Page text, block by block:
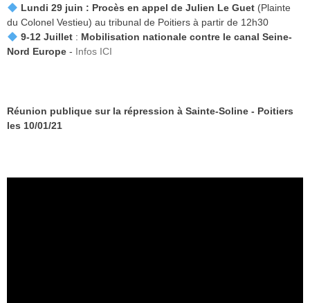
Lundi 29 juin : Procès en appel de Julien Le Guet(Plainte
du Colonel Vestieu) au tribunal de Poitiers à partir de 12h30
9-12 Juillet: Mobilisation nationale contre le canal Seine-
Nord Europe - Infos ICI
Réunion publique sur la répression à Sainte-Soline - Poitiers
les 10/01/21